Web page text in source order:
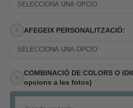
SELECCIONA UNA OPCIÓ
AFEGEIX PERSONALITZACIÓ:
SELECCIONA UNA OPCIÓ
COMBINACIÓ DE COLORS O
opcions a les fotos)